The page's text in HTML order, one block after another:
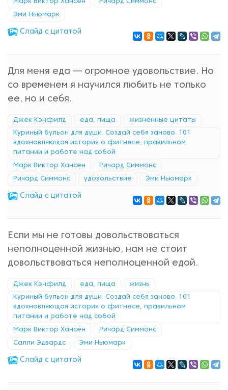
Марк Виктор Хансен Ричард Симмонс
Эми Ньюмарк
Cлайд с цитатой
Для меня еда — огромное удовольствие. Но
со временем я научился любить не только
ее, но и себя.
Джек Кэнфилд еда, пища жизненные цитаты
Куриный бульон для души. Создай себя заново. 101
вдохновляющая история о фитнесе, правильном
питании и работе над собой
Марк Виктор Хансен Ричард Симмонс
Ричард Симмонс удовольствие Эми Ньюмарк
Cлайд с цитатой
Если мы не готовы довольствоваться
неполноценной жизнью, нам не стоит
довольствоваться неполноценной едой.
Джек Кэнфилд еда, пища жизнь
Куриный бульон для души. Создай себя заново. 101
вдохновляющая история о фитнесе, правильном
питании и работе над собой
Марк Виктор Хансен Ричард Симмонс
Салли Эдвардс Эми Ньюмарк
Cлайд с цитатой